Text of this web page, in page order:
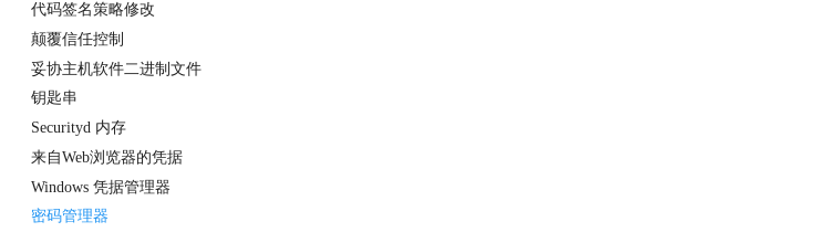
代码签名策略修改
颠覆信任控制
妥协主机软件二进制文件
钥匙串
Securityd 内存
来自Web浏览器的凭据
Windows 凭据管理器
密码管理器